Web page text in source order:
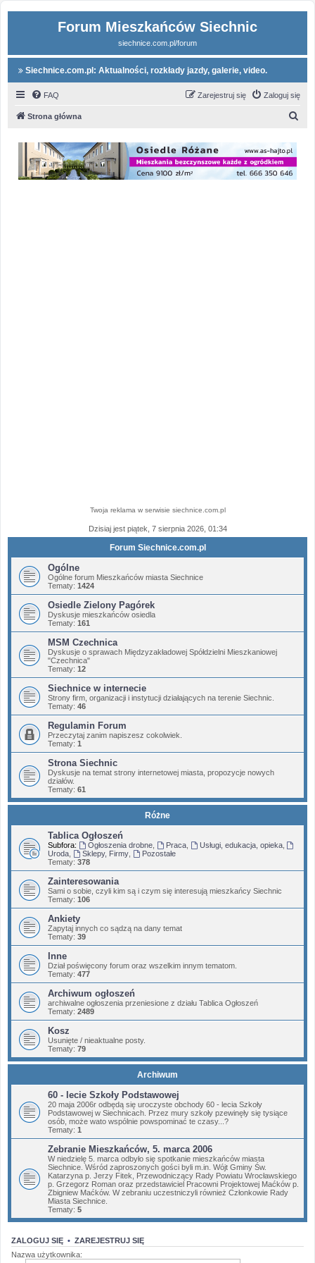
Forum Mieszkańców Siechnic
siechnice.com.pl/forum
Siechnice.com.pl: Aktualności, rozkłady jazdy, galerie, video.
FAQ Zaloguj się
Zarejestruj się
Strona główna
Twoja reklama w serwisie siechnice.com.pl
Dzisiaj jest piątek, 7 sierpnia 2026, 01:34
Forum Siechnice.com.pl
Ogólne
Ogólne forum Mieszkańców miasta Siechnice
Tematy: 1424
Osiedle Zielony Pagórek
Dyskusje mieszkańców osiedla
Tematy: 161
MSM Czechnica
Dyskusje o sprawach Międzyzakładowej Spółdzielni Mieszkaniowej
"Czechnica"
Tematy: 12
Siechnice w internecie
Strony firm, organizacji i instytucji działających na terenie Siechnic.
Tematy: 46
Regulamin Forum
Przeczytaj zanim napiszesz cokolwiek.
Tematy: 1
Strona Siechnic
Dyskusje na temat strony internetowej miasta, propozycje nowych
działów.
Tematy: 61
Różne
Tablica Ogłoszeń
Subfora: Ogłoszenia drobne, Praca, Usługi, edukacja, opieka,
Uroda
Sklepy, Firmy,
Pozostałe
Tematy: 378
Zainteresowania
Sami o sobie, czyli kim są i czym się interesują mieszkańcy Siechnic
Tematy: 106
Ankiety
Zapytaj innych co sądzą na dany temat
Tematy: 39
Inne
Dział poświęcony forum oraz wszelkim innym tematom.
Tematy: 477
Archiwum ogłoszeń
archiwalne ogłoszenia przeniesione z działu Tablica Ogłoszeń
Tematy: 2489
Kosz
Usunięte / nieaktualne posty.
Tematy: 79
Archiwum
60 - lecie Szkoły Podstawowej
20 maja 2006r odbędą się uroczyste obchody 60 - lecia Szkoły
Podstawowej w Siechnicach. Przez mury szkoły pzewinęły się tysiące
osób, może wato wspólnie powspominać te czasy...?
Tematy: 1
Zebranie Mieszkańców, 5. marca 2006
W niedzielę 5. marca odbyło się spotkanie mieszkańców miasta
Siechnice. Wśród zaproszonych gości byli m.in. Wójt Gminy Św.
Katarzyna p. Jerzy Fitek, Przewodniczący Rady Powiatu Wrocławskiego
p. Grzegorz Roman oraz przedstawiciel Pracowni Projektowej Maćków p.
Zbigniew Maćków. W zebraniu uczestniczyli również Członkowie Rady
Miasta Siechnice.
Tematy: 5
ZALOGUJ SIĘ • ZAREJESTRUJ SIĘ
Nazwa użytkownika: